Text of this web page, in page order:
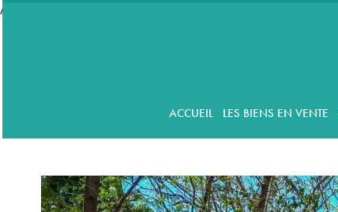
//accordeon
ACCUEIL LES BIENS EN VENTE